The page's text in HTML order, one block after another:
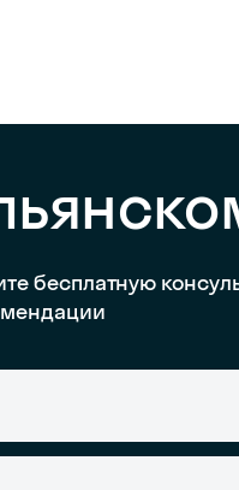
бесплатную